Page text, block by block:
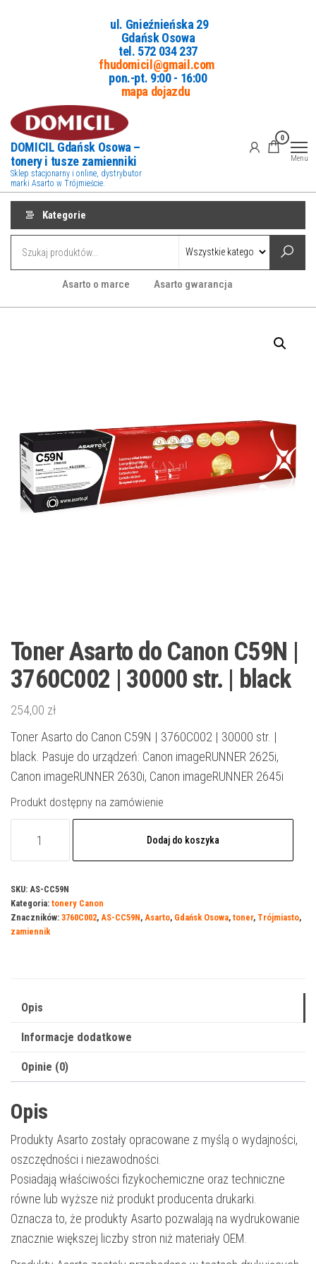
ul. Gnieźnieńska 29
Gdańsk Osowa
tel. 572 034 237
fhudomicil@gmail.com
pon.-pt. 9:00 - 16:00
mapa dojazdu
DOMICIL Gdańsk Osowa –
tonery i tusze zamienniki
Sklep stacjonarny i online, dystrybutor
marki Asarto w Trójmieście.
0
Menu
Kategorie
Asarto o marce Asarto gwarancja
Toner Asarto do Canon C59N |
3760C002 | 30000 str. | black
254,00 zł
Toner Asarto do Canon C59N | 3760C002 | 30000 str. |
black. Pasuje do urządzeń: Canon imageRUNNER 2625i,
Canon imageRUNNER 2630i, Canon imageRUNNER 2645i
Produkt dostępny na zamówienie
do
Canon
C59N
30000
black
Dodaj do koszyka
SKU: AS-CC59N
Kategoria: tonery Canon
Znaczników: 3760C002, AS-CC59N, Asarto, Gdańsk Osowa, toner, Trójmiasto,
zamiennik
Opis
Informacje dodatkowe
Opinie (0)
Opis
Produkty Asarto zostały opracowane z myślą o wydajności,
oszczędności i niezawodności.
Posiadają właściwości fizykochemiczne oraz techniczne
równe lub wyższe niż produkt producenta drukarki.
Oznacza to, że produkty Asarto pozwalają na wydrukowanie
znacznie większej liczby stron niż materiały OEM.